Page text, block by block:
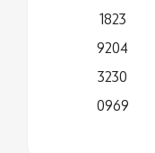
1823
9204
3230
0969